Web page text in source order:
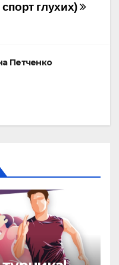
спорт глухих)
Петченко